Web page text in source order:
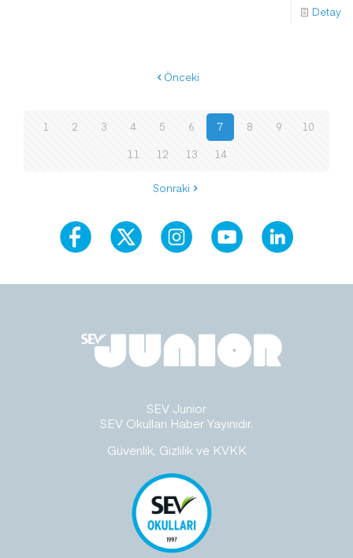
Detay
Önceki
1 2 3 4 5 6 7 8 9
10
11
12 13 14
Sonraki
SEV Junior
SEV Okulları Haber Yayınıdır.
Güvenlik, Gizlilik ve KVKK